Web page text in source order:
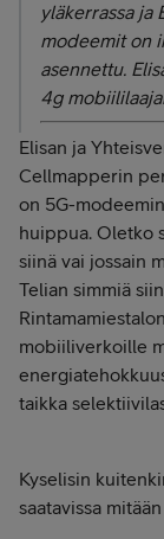
yläkerrassa ja
modeemit on
asennettu.
4g
Elisan ja
Cellmapperin
on 5G-
huippua. Oletko
siinä vai jossain
Telian simmiä
mobiiliverkoille
taikka
Kyselisin
saatavissa